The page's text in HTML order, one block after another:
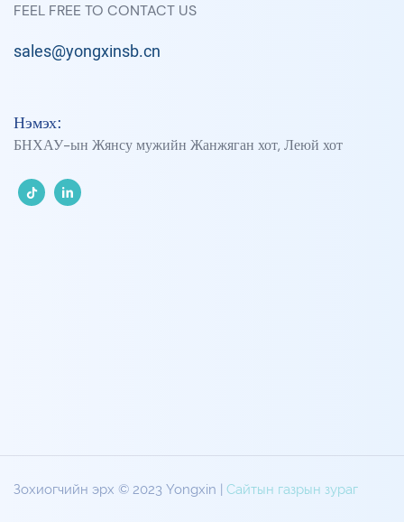
FEEL FREE TO CONTACT US
sales@yongxinsb.cn
Нэмэх:
БНХАУ-ын Жянсу мужийн Жанжяган хот, Леюй хот
Зохиогчийн эрх © 2023 Yongxin | Сайтын газрын зураг